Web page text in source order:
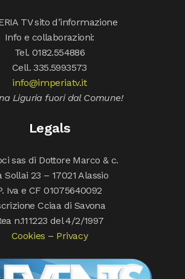
TV sito d’informazione
Info e collaborazioni:
Tel. 0182.554886
Cell. 335.5993573
info@imperiatv.it
Liguria fuori dal Comune!
Legals
sas di Dottore Marco & c.
Sollai 23 – 17021 Alassio
Iva e CF 01075640092
Cciaa di Savona
n.111223 del 4/2/1997
Cookies – Privacy